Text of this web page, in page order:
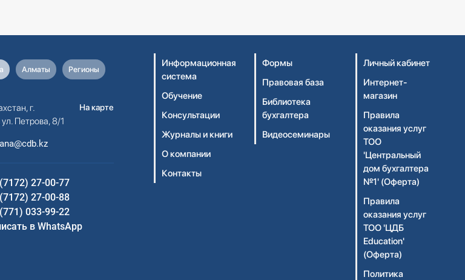
Алматы Регионы
г.
Петрова, 8/1
На карте
27-00-77
27-00-88
033-99-22
в WhatsApp
Информационная
система
Обучение
Консультации
Журналы и книги
О компании
Контакты
Формы
Правовая база
Библиотека
бухгалтера
Видеосеминары
Личный кабинет
Интернет-
магазин
Правила
оказания услуг
ТОО
'Центральный
дом бухгалтера
№1' (Оферта)
Правила
оказания услуг
ТОО 'ЦДБ
Education'
(Оферта)
Политика